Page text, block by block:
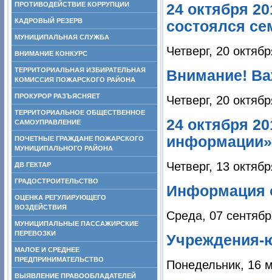
ПРОТИВОДЕЙСТВИЕ КОРРУПЦИИ
КАДРОВЫЙ РЕЗЕРВ
МУНИЦИПАЛЬНАЯ СЛУЖБА
ВНИМАНИЕ КОНКУРС
ТЕРРИТОРИАЛЬНАЯ ИЗБИРАТЕЛЬНАЯ
КОМИССИЯ ПОЖАРСКОГО РАЙОНА
ПРОКУРОР РАЗЪЯСНЯЕТ
ТЕРРИТОРИАЛЬНОЕ ОБЩЕСТВЕННОЕ
САМОУПРАВЛЕНИЕ
ПОЧЕТНЫЕ ГРАЖДАНЕ ПОЖАРСКОГО
МУНИЦИПАЛЬНОГО РАЙОНА
ДВ ГЕКТАР
ГРАДОСТРОИТЕЛЬСТВО
ОЦЕНКА РЕГУЛИРУЮЩЕГО
ВОЗДЕЙСТВИЯ
МУНИЦИПАЛЬНЫЕ ПАССАЖИРСКИЕ
ПЕРЕВОЗКИ
МАЛОЕ И СРЕДНЕЕ
ПРЕДПРИНИМАТЕЛЬСТВО
ВЫЯВЛЕНИЕ ПРАВООБЛАДАТЕЛЕЙ
24 октября
состоялся
Четверг, 20
Внимание!
Четверг, 20
24 октября
информации»
Четверг, 13
Информация
Среда, 07
Учреждения-
Понедельник, 16